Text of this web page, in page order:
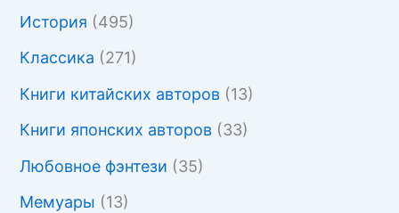
История (495)
Классика (271)
Книги китайских авторов (13)
Книги японских авторов (33)
Любовное фэнтези (35)
Мемуары (13)